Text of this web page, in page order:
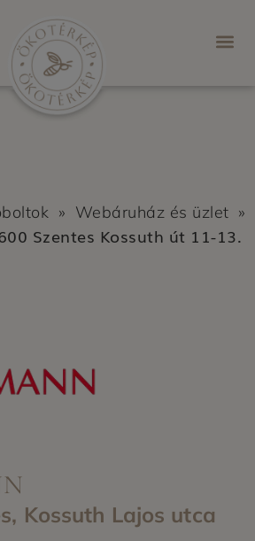
» Webáruház és üzlet »
Szentes Kossuth út 11-13.
Kossuth Lajos utca